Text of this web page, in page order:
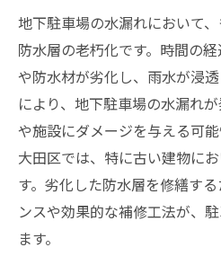
地下駐車場の水漏れにおいて
防水層の老朽化です。時間の
や防水材が劣化し、雨水が浸
により、地下駐車場の水漏れ
や施設にダメージを与える可
大田区では、特に古い建物に
す。劣化した防水層を修繕す
ンスや効果的な補修工法が、
ます。